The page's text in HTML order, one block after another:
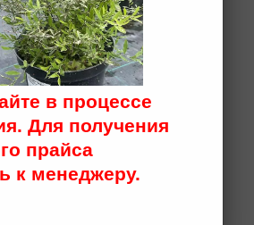
СТОИТ
ИМЕННО
НАС
в процессе
Для получения
прайса
к менеджеру.